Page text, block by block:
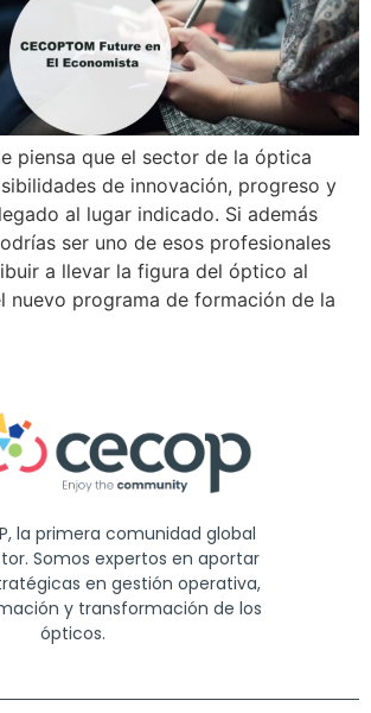
piensa que el sector de la óptica
de innovación, progreso y
al lugar indicado. Si además
ser uno de esos profesionales
a llevar la figura del óptico al
nuevo programa de formación de la
la primera comunidad global
Somos expertos en aportar
en gestión operativa,
y transformación de los
ópticos.